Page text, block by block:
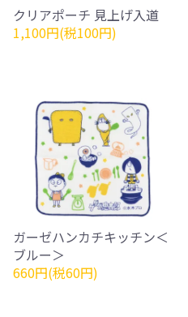
クリアポーチ 見上げ入道
1,100円(税100円)
ガーゼハンカチキッチン＜
ブルー＞
660円(税60円)